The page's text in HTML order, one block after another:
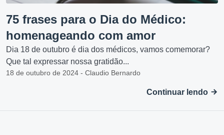
75 frases para o Dia do Médico:
homenageando com amor
Dia 18 de outubro é dia dos médicos, vamos comemorar?
Que tal expressar nossa gratidão...
18 de outubro de 2024 - Claudio Bernardo
Continuar lendo